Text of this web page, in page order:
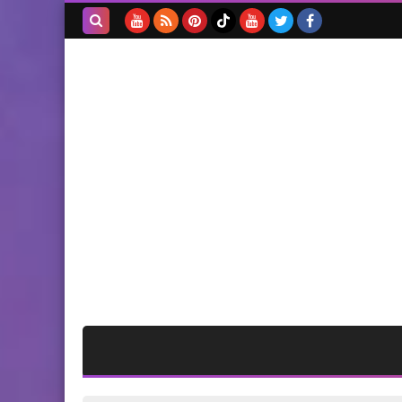
أخبار البص
*عودة الحاجة ام حسين القاضي
زيارة تهنئة للحاج امين سر